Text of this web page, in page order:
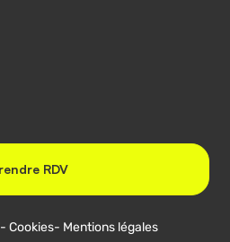
RDV
- Cookies- Mentions légales